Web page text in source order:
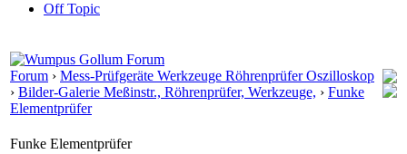
Off Topic
Forum › Mess-Prüfgeräte Werkzeuge Röhrenprüfer Oszilloskop
› Bilder-Galerie Meßinstr., Röhrenprüfer, Werkzeuge, › Funke
Elementprüfer
Funke Elementprüfer